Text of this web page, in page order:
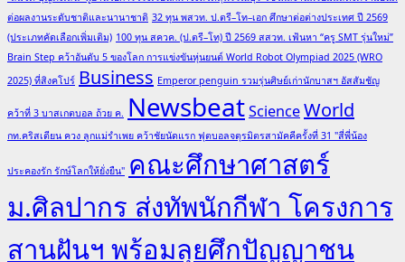
ต่อผลงานระดับชาติและนานาชาติ 32 ทุน พสวท. ป.ตรี–โท–เอก ศึกษาต่อต่างประเทศ ปี 2569
(ประเภทคัดเลือกเพิ่มเติม) 100 ทุน สควค. (ป.ตรี–โท) ปี 2569 สสวท. เฟ้นหา “ครู SMT รุ่นใหม่”
Brain Step คว้าอันดับ 5 ของโลก การแข่งขันหุ่นยนต์ World Robot Olympiad 2025 (WRO
2025) ที่สิงคโปร์ Business Emperor penguin รวมรุ่นศิษย์เก่านักบาสฯ อัสสัมชัญ
คว้าที่ 3 บาสเกตบอล ถ้วย ค. NewsbeatScienceWorld
กท.คริสเตียน ควง ลูกแม่รำเพย คว้าชัยนัดแรก ฟุตบอลจตุรมิตรสามัคคีครั้งที่ 31 "สี่พี่น้อง
ประคองรัก รักษ์โลกให้ยั่งยืน" คณะศึกษาศาสตร์
ม.ศิลปากร ส่งทัพนักกีฬา โครงการ
สานฝันฯ พร้อมลุยศึกปัญญาชน